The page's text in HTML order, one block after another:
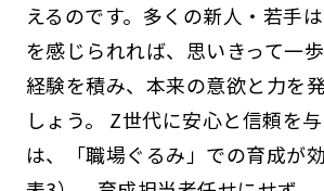
えるのです。多くの新人・若手
を感じられれば、思いきって一
経験を積み、本来の意欲と力を
しょう。 Z世代に安心と信頼を
は、「職場ぐるみ」での育成が